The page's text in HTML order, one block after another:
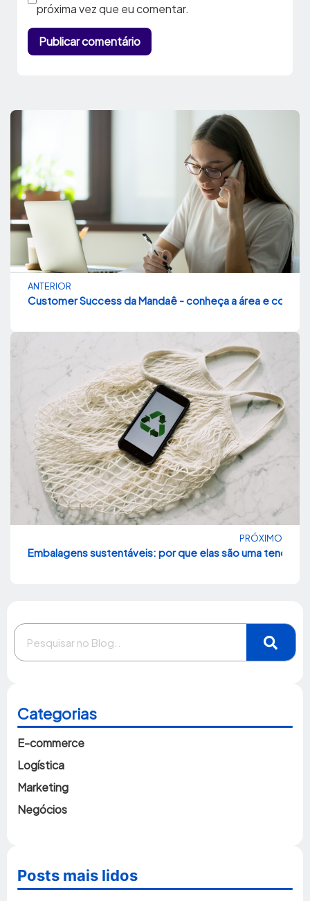
próxima vez que eu comentar.
ANTERIOR
Customer Success da Mandaê - conheça a área e como
PRÓXIMO
Embalagens sustentáveis: por que elas são uma
Categorias
E-commerce
Logística
Marketing
Negócios
Posts mais lidos